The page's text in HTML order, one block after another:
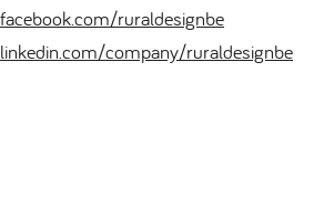
ruraldesignbe
company/ruraldesignbe